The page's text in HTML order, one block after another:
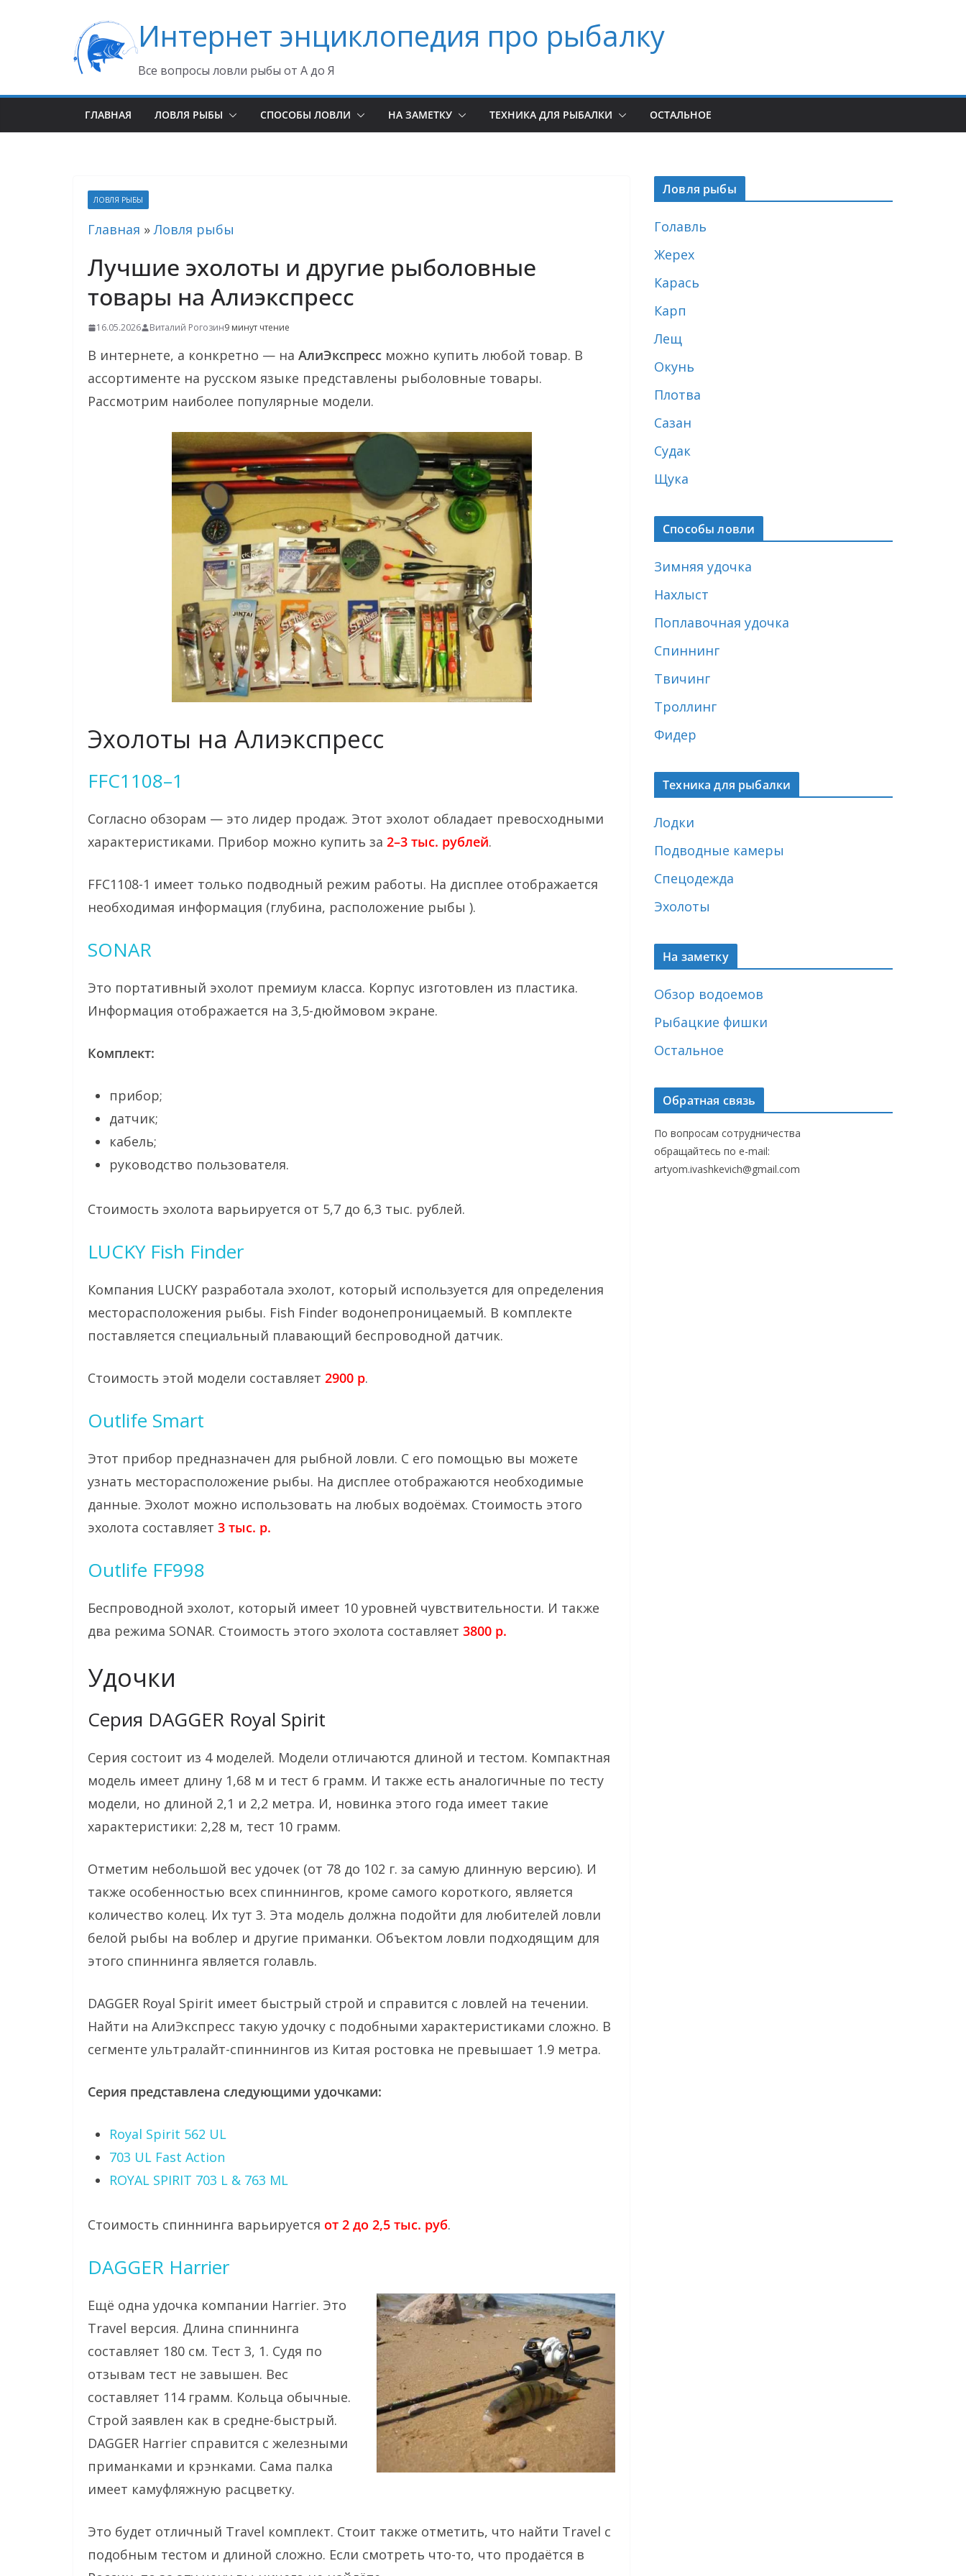
содержимому
Интернет энциклопедия про рыбалку
Все вопросы ловли рыбы от А до Я
ГЛАВНАЯ ЛОВЛЯ РЫБЫ СПОСОБЫ ЛОВЛИ НА ЗАМЕТКУ ТЕХНИКА ДЛЯ РЫБАЛКИ ОСТАЛЬНОЕ
ЛОВЛЯ РЫБЫ
Главная »Ловля рыбы
Лучшие эхолоты и другие рыболовные
товары на Алиэкспресс
16.05.2026 Виталий Рогозин9 минут чтение
В интернете, а конкретно — на АлиЭкспресс можно купить любой товар. В
ассортименте на русском языке представлены рыболовные товары.
Рассмотрим наиболее популярные модели.
Эхолоты на Алиэкспресс
FFC1108–1
Согласно обзорам — это лидер продаж. Этот эхолот обладает превосходными
характеристиками. Прибор можно купить за 2–3 тыс. рублей.
FFC1108-1 имеет только подводный режим работы. На дисплее отображается
необходимая информация (глубина, расположение рыбы ).
SONAR
Это портативный эхолот премиум класса. Корпус изготовлен из пластика.
Информация отображается на 3,5-дюймовом экране.
Комплект:
прибор;
датчик;
кабель;
руководство пользователя.
Стоимость эхолота варьируется от 5,7 до 6,3 тыс. рублей.
LUCKY Fish Finder
Компания LUCKY разработала эхолот, который используется для определения
месторасположения рыбы. Fish Finder водонепроницаемый. В комплекте
поставляется специальный плавающий беспроводной датчик.
Стоимость этой модели составляет 2900 р.
Outlife Smart
Этот прибор предназначен для рыбной ловли. С его помощью вы можете
узнать месторасположение рыбы. На дисплее отображаются необходимые
данные. Эхолот можно использовать на любых водоёмах. Стоимость этого
эхолота составляет 3 тыс. р.
Outlife FF998
Беспроводной эхолот, который имеет 10 уровней чувствительности. И также
два режима SONAR. Стоимость этого эхолота составляет 3800 р.
Удочки
Серия DAGGER Royal Spirit
Серия состоит из 4 моделей. Модели отличаются длиной и тестом. Компактная
модель имеет длину 1,68 м и тест 6 грамм. И также есть аналогичные по тесту
модели, но длиной 2,1 и 2,2 метра. И, новинка этого года имеет такие
характеристики: 2,28 м, тест 10 грамм.
Отметим небольшой вес удочек (от 78 до 102 г. за самую длинную версию). И
также особенностью всех спиннингов, кроме самого короткого, является
количество колец. Их тут 3. Эта модель должна подойти для любителей ловли
белой рыбы на воблер и другие приманки. Объектом ловли подходящим для
этого спиннинга является голавль.
DAGGER Royal Spirit имеет быстрый строй и справится с ловлей на течении.
Найти на АлиЭкспресс такую удочку с подобными характеристиками сложно. В
сегменте ультралайт-спиннингов из Китая ростовка не превышает 1.9 метра.
Серия представлена следующими удочками:
Royal Spirit 562 UL
703 UL Fast Action
ROYAL SPIRIT 703 L & 763 ML
Стоимость спиннинга варьируется от 2 до 2,5 тыс. руб.
DAGGER Harrier
Ещё одна удочка компании Harrier. Это
Travel версия. Длина спиннинга
составляет 180 см. Тест 3, 1. Судя по
отзывам тест не завышен. Вес
составляет 114 грамм. Кольца обычные.
Строй заявлен как в средне-быстрый.
DAGGER Harrier справится с железными
приманками и крэнками. Сама палка
имеет камуфляжную расцветку.
Это будет отличный Travel комплект. Стоит также отметить, что найти Travel с
подобным тестом и длиной сложно. Если смотреть что-то, что продаётся в
Ловля рыбы
Голавль
Жерех
Карась
Карп
Лещ
Окунь
Плотва
Сазан
Судак
Щука
Способы ловли
Зимняя удочка
Нахлыст
Поплавочная удочка
Спиннинг
Твичинг
Троллинг
Фидер
Техника для рыбалки
Лодки
Подводные камеры
Спецодежда
Эхолоты
На заметку
Обзор водоемов
Рыбацкие фишки
Остальное
Обратная связь
По вопросам сотрудничества
обращайтесь по e-mail:
artyom.ivashkevich@gmail.com